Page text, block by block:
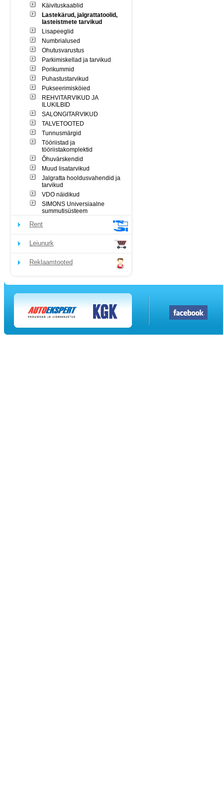
Käivituskaablid
Lastekärud, jalgrattatoolid,
lasteistmete tarvikud
Lisapeeglid
Numbrialused
Ohutusvarustus
Parkimiskellad ja tarvikud
Porikummid
Puhastustarvikud
Pukseerimisköied
REHVITARVIKUD JA
ILUKILBID
SALONGITARVIKUD
TALVETOOTED
Tunnusmärgid
Tööriistad ja
tööriistakomplektid
Õhuvärskendid
Muud lisatarvikud
Jalgratta hooldusvahendid ja
tarvikud
VDO näidikud
SIMONS Universiaalne
summutisüsteem
Rent
Leiunurk
Reklaamtooted